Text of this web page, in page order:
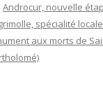
Androcur, nouvelle
spécialité
aux morts de